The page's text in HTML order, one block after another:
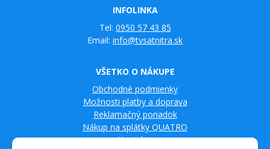
INFOLINKA
Tel: 0950 57 43 85
Email: info@tvsatnitra.sk
VŠETKO O NÁKUPE
Obchodné podmienky
Možnosti platby a doprava
Reklamačný poriadok
Nákup na splátky QUATRO
Kontakty